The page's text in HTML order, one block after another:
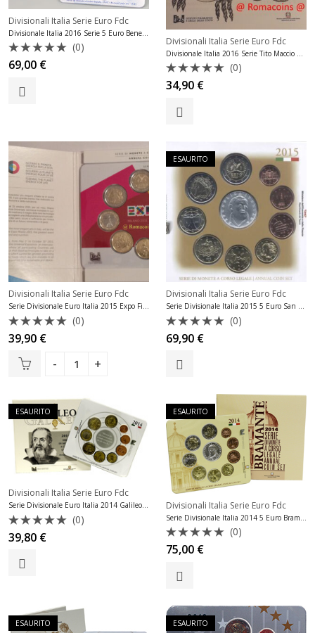
Divisionali Italia Serie Euro Fdc
Valutato
0
su
(0)
69,00 €
Divisionali Italia Serie Euro Fdc
Divisionale Italia 2016 Serie Tito Maccio Plauto Fdc
Valutato
0
su
(0)
34,90 €
Divisionali Italia Serie Euro Fdc
Serie Divisionale Euro Italia 2015 Expo Fior di Conio Fdc
Valutato
0
su
(0)
39,90 €
ESAURITO
Divisionali Italia Serie Euro Fdc
Serie Divisionale Italia 2015 5 Euro San Filippo Neri Fdc
Valutato
0
su
(0)
69,90 €
ESAURITO
Divisionali Italia Serie Euro Fdc
Serie Divisionale Euro Italia 2014 Galileo Galilei Fior di Conio Fdc
Valutato
0
su
(0)
39,80 €
ESAURITO
Divisionali Italia Serie Euro Fdc
Valutato
0
su
(0)
75,00 €
ESAURITO ESAURITO